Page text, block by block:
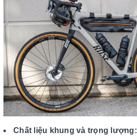
Chất liệu khung và trọng lượng: